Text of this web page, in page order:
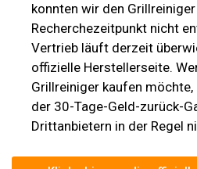
konnten wir den
Recherchezeitpunkt nicht
Vertrieb läuft derzeit
offizielle Herstellerseite.
Grillreiniger kaufen
der 30-Tage-Geld-zurück-
Drittanbietern in der Regel